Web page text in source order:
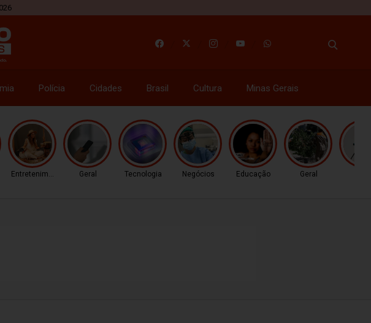
Polícia Cidades Brasil Cultura Minas Gerais
Entretenimento Geral Tecnologia Negócios Educação Geral